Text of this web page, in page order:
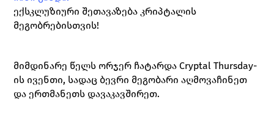
ექსკლუზიური შეთავაზება კრიპტალის
მეგობრებისთვის!
მიმდინარე წელს ორჯერ ჩატარდა Cryptal Thursday-
ის ივენთი, სადაც ბევრი მეგობარი აღმოვაჩინეთ
და ერთმანეთს დავაკავშირეთ.